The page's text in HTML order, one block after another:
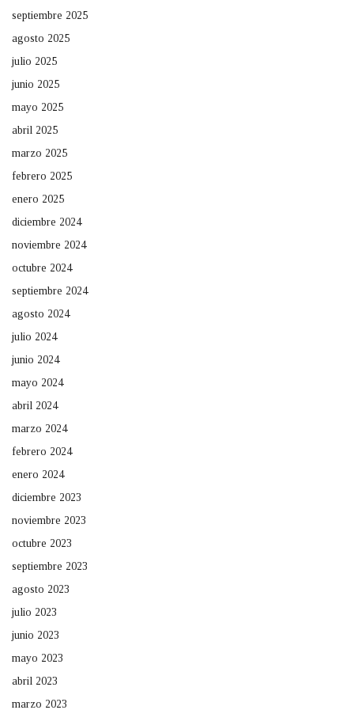
septiembre 2025
agosto 2025
julio 2025
junio 2025
mayo 2025
abril 2025
marzo 2025
febrero 2025
enero 2025
diciembre 2024
noviembre 2024
octubre 2024
septiembre 2024
agosto 2024
julio 2024
junio 2024
mayo 2024
abril 2024
marzo 2024
febrero 2024
enero 2024
diciembre 2023
noviembre 2023
octubre 2023
septiembre 2023
agosto 2023
julio 2023
junio 2023
mayo 2023
abril 2023
marzo 2023